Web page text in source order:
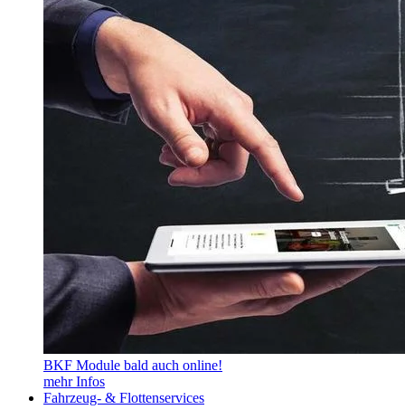
BKF Module bald auch online!
mehr Infos
Fahrzeug- & Flottenservices